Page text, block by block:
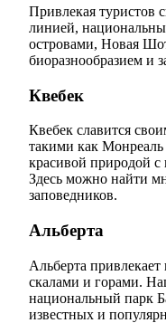
Привлекая туристов
линией,
островами, Новая
биоразнообразием и
Квебек
Квебек славится
такими как
красивой природой
Здесь можно найти
заповедников.
Альберта
Альберта
скалами и горами.
национальный парк
известных и